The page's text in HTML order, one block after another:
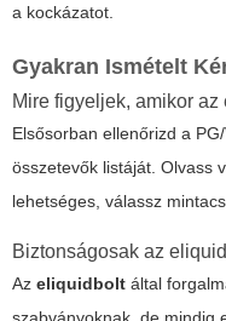
a kockázatot.
Gyakran Ismételt
Mire figyeljek, amikor
Elsősorban ellenőrizd a
összetevők listáját. Olvass
lehetséges, válassz
Biztonságosak az
Az eliquidbolt által
szabványoknak, de mindig